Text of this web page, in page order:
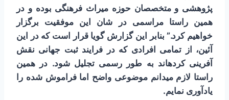
پژوهشی و متخصصان حوزه میراث فرهنگی بوده و در
همین راستا مراسمی در شان این موفقیت برگزار
خواهیم کرد.” بنابر این گزارش گویا قرار است که در این
آئین، از تمامی افرادی که در فرایند ثبت جهانی نقش
آفرینی کرده­اند به طور رسمی تجلیل شود. در همین
راستا لازم می­دانم موضوعی واضح اما فراموش شده را
یادآوری نمایم.